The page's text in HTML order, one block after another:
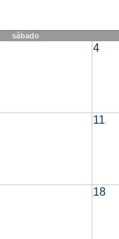
sábado
4
11
18